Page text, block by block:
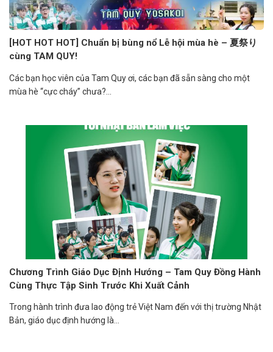
[HOT HOT HOT] Chuẩn bị bùng nổ Lễ hội mùa hè – 夏祭り
cùng TAM QUY!
Các bạn học viên của Tam Quy ơi, các bạn đã sẵn sàng cho một
mùa hè “cực cháy” chưa?...
Chương Trình Giáo Dục Định Hướng – Tam Quy Đồng Hành
Cùng Thực Tập Sinh Trước Khi Xuất Cảnh
Trong hành trình đưa lao động trẻ Việt Nam đến với thị trường Nhật
Bản, giáo dục định hướng là...